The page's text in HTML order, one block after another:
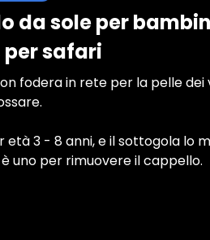
da sole per
per safari
fodera in rete per la pelle
età 3 - 8 anni, e il sottogola lo
uno per rimuovere il cappello.